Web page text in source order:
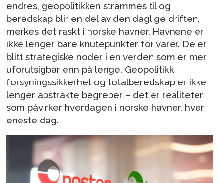
endres, geopolitikken strammes til og
beredskap blir en del av den daglige driften,
merkes det raskt i norske havner. Havnene er
ikke lenger bare knutepunkter for varer. De er
blitt strategiske noder i en verden som er mer
uforutsigbar enn på lenge. Geopolitikk,
forsyningssikkerhet og totalberedskap er ikke
lenger abstrakte begreper – det er realiteter
som påvirker hverdagen i norske havner, hver
eneste dag.